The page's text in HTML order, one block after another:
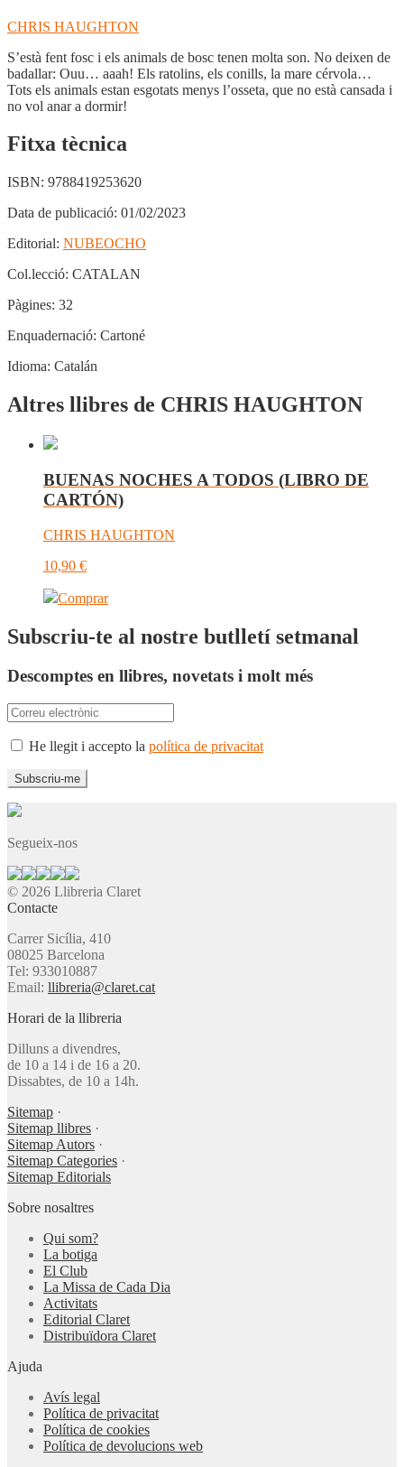
CHRIS HAUGHTON
S’està fent fosc i els animals de bosc tenen molta son. No deixen de
badallar: Ouu… aaah! Els ratolins, els conills, la mare cérvola…
Tots els animals estan esgotats menys l’osseta, que no està cansada i
no vol anar a dormir!
Fitxa tècnica
ISBN: 9788419253620
Data de publicació: 01/02/2023
Editorial: NUBEOCHO
Col.lecció: CATALAN
Pàgines: 32
Enquadernació: Cartoné
Idioma: Catalán
Altres llibres de CHRIS HAUGHTON
BUENAS NOCHES A TODOS (LIBRO DE
CARTÓN)
CHRIS HAUGHTON
10,90 €
Comprar
Subscriu-te al nostre butlletí setmanal
Descomptes en llibres, novetats i molt més
He llegit i accepto la política de privacitat
Segueix-nos
© 2026 Llibreria Claret
Contacte
Carrer Sicília, 410
08025 Barcelona
Tel: 933010887
Email: llibreria@claret.cat
Horari de la llibreria
Dilluns a divendres,
de 10 a 14 i de 16 a 20.
Dissabtes, de 10 a 14h.
Sitemap ·
Sitemap llibres ·
Sitemap Autors ·
Sitemap Categories ·
Sitemap Editorials
Sobre nosaltres
Qui som?
La botiga
El Club
La Missa de Cada Dia
Activitats
Editorial Claret
Distribuïdora Claret
Ajuda
Avís legal
Política de privacitat
Política de cookies
Política de devolucions web